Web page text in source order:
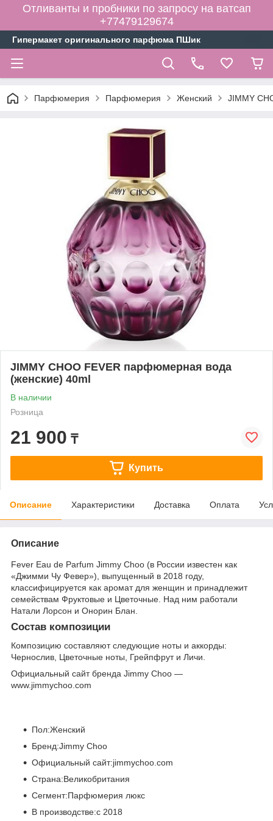
Отливанты и пробники по запросу на ватсап
+77479129674
Гипермакет оригинального парфюма ПШик
Парфюмерия Парфюмерия Женский JIMMY
JIMMY CHOO FEVER парфюмерная вода
(женские) 40ml
В наличии
Розница
21 900 ₸
Купить
Описание Характеристики Доставка Оплата
Описание
Fever Eau de Parfum Jimmy Choo (в России известен как
«Джимми Чу Февер»), выпущенный в 2018 году,
классифицируется как аромат для женщин и принадлежит
семействам Фруктовые и Цветочные. Над ним работали
Натали Лорсон и Онорин Блан.
Состав композиции
Композицию составляют следующие ноты и аккорды:
Чернослив, Цветочные ноты, Грейпфрут и Личи.
Официальный сайт бренда Jimmy Choo —
www.jimmychoo.com
Пол:Женский
Бренд:Jimmy Choo
Официальный сайт:jimmychoo.com
Страна:Великобритания
Сегмент:Парфюмерия люкс
В производстве:с 2018